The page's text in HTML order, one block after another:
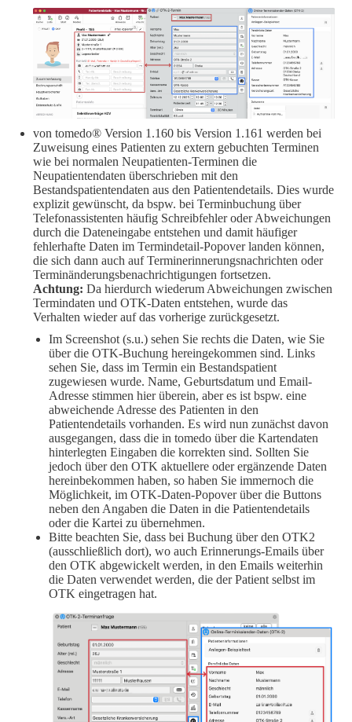
von tomedo® Version 1.160 bis Version 1.161 werden bei
Zuweisung eines Patienten zu extern gebuchten Terminen
wie bei normalen Neupatienten-Terminen die
Neupatientendaten überschrieben mit den
Bestandspatientendaten aus den Patientendetails. Dies wurde
explizit gewünscht, da bspw. bei Terminbuchung über
Telefonassistenten häufig Schreibfehler oder Abweichungen
durch die Dateneingabe entstehen und damit häufiger
fehlerhafte Daten im Termindetail-Popover landen können,
die sich dann auch auf Terminerinnerungsnachrichten oder
Terminänderungsbenachrichtigungen fortsetzen.
Achtung: Da hierdurch wiederum Abweichungen zwischen
Termindaten und OTK-Daten entstehen, wurde das
Verhalten wieder auf das vorherige zurückgesetzt.
Im Screenshot (s.u.) sehen Sie rechts die Daten, wie Sie
über die OTK-Buchung hereingekommen sind. Links
sehen Sie, dass im Termin ein Bestandspatient
zugewiesen wurde. Name, Geburtsdatum und Email-
Adresse stimmen hier überein, aber es ist bspw. eine
abweichende Adresse des Patienten in den
Patientendetails vorhanden. Es wird nun zunächst davon
ausgegangen, dass die in tomedo über die Kartendaten
hinterlegten Eingaben die korrekten sind. Sollten Sie
jedoch über den OTK aktuellere oder ergänzende Daten
hereinbekommen haben, so haben Sie immernoch die
Möglichkeit, im OTK-Daten-Popover über die Buttons
neben den Angaben die Daten in die Patientendetails
oder die Kartei zu übernehmen.
Bitte beachten Sie, dass bei Buchung über den OTK2
(ausschließlich dort), wo auch Erinnerungs-Emails über
den OTK abgewickelt werden, in den Emails weiterhin
die Daten verwendet werden, die der Patient selbst im
OTK eingetragen hat.